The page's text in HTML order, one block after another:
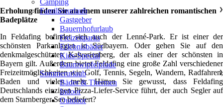
Erholung finden Sie an einem unserer zahlreichen romantischen
Badeplätze
In Feldafing befindet sich auch der Lenné-Park. Er ist einer der
schönsten Parkanlagen in Südbayern. Oder gehen Sie auf den
denkmalgeschützten Kalvarienberg, der als einer der schönsten in
Bayern gilt. Außerdem bietet Feldafing eine große Zahl verschiedener
Freizeitmöglichkeiten wie Golf, Tennis, Segeln, Wandern, Radfahren,
Baden und vieles mehr. Hätten Sie gewusst, dass Feldafing
Deutschlands einzigen Pizza-Liefer-Service führt, der auch Segler auf
dem Starnberger See beliefert?
Camping
Familienurlaub
❯
Gastgeber
Bauernhofurlaub
Freizeitparks
Erlebnisbäder
Kids-Special
Baumwipfelpfade
Sommerurlaub
❯
Bäder & Thermen
Indoor
Outdoor